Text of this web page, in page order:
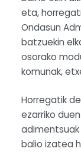
eta,
Ondasun
batzuekin
osorako
komunak,
Horregatik
ezarriko
adimentsuak
balio izatea